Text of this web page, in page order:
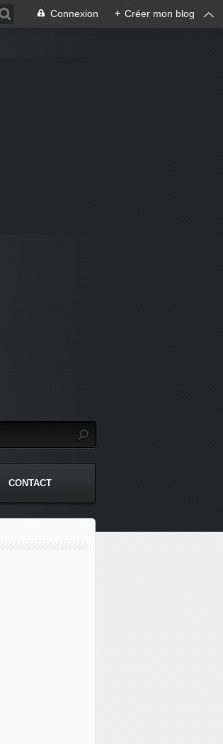
Connexion + Créer mon blog
CONTACT